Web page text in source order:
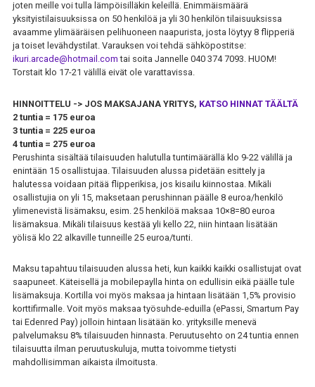
joten meille voi tulla lämpöisilläkin keleillä. Enimmäismäärä
yksityistilaisuuksissa on 50 henkilöä ja yli 30 henkilön tilaisuuksissa
avaamme ylimääräisen pelihuoneen naapurista, josta löytyy 8 flipperiä
ja toiset levähdystilat. Varauksen voi tehdä sähköpostitse:
ikuri.arcade@hotmail.com tai soita Jannelle 040 374 7093. HUOM!
Torstait klo 17-21 välillä eivät ole varattavissa.
HINNOITTELU -> JOS MAKSAJANA YRITYS, KATSO HINNAT TÄÄLTÄ
2 tuntia = 175 euroa
3 tuntia = 225 euroa
4 tuntia = 275 euroa
Perushinta sisältää tilaisuuden halutulla tuntimäärällä klo 9-22 välillä ja
enintään 15 osallistujaa. Tilaisuuden alussa pidetään esittely ja
halutessa voidaan pitää flipperikisa, jos kisailu kiinnostaa. Mikäli
osallistujia on yli 15, maksetaan perushinnan päälle 8 euroa/henkilö
ylimenevistä lisämaksu, esim. 25 henkilöä maksaa 10×8=80 euroa
lisämaksua. Mikäli tilaisuus kestää yli kello 22, niin hintaan lisätään
yölisä klo 22 alkaville tunneille 25 euroa/tunti.
Maksu tapahtuu tilaisuuden alussa heti, kun kaikki kaikki osallistujat ovat
saapuneet. Käteisellä ja mobilepaylla hinta on edullisin eikä päälle tule
lisämaksuja. Kortilla voi myös maksaa ja hintaan lisätään 1,5% provisio
korttifirmalle. Voit myös maksaa työsuhde-eduilla (ePassi, Smartum Pay
tai Edenred Pay) jolloin hintaan lisätään ko. yrityksille menevä
palvelumaksu 8% tilaisuuden hinnasta. Peruutusehto on 24 tuntia ennen
tilaisuutta ilman peruutuskuluja, mutta toivomme tietysti
mahdollisimman aikaista ilmoitusta.